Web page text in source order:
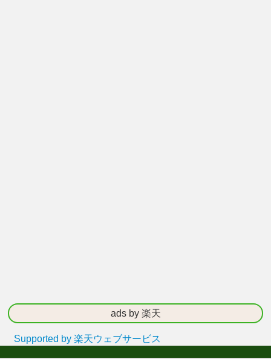
ads by 楽天
Supported by 楽天ウェブサービス